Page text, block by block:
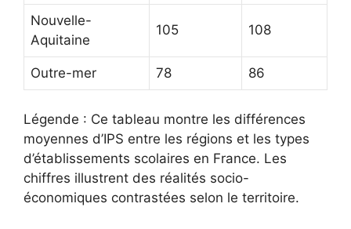
Nouvelle-
Aquitaine
105 108
Outre-mer 78 86
Légende : Ce tableau montre les différences
moyennes d’IPS entre les régions et les types
d’établissements scolaires en France. Les
chiffres illustrent des réalités socio-
économiques contrastées selon le territoire.